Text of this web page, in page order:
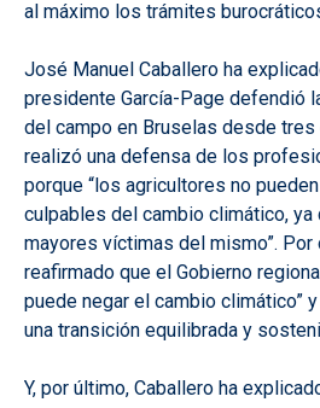
al máximo los trámites
José Manuel Caballero ha
presidente García-Page defendió
del campo en Bruselas desde tres
realizó una defensa de los
porque “los agricultores no
culpables del cambio climático, ya
mayores víctimas del mismo”. Por
reafirmado que el Gobierno
puede negar el cambio climático”
una transición equilibrada y
Y, por último, Caballero ha